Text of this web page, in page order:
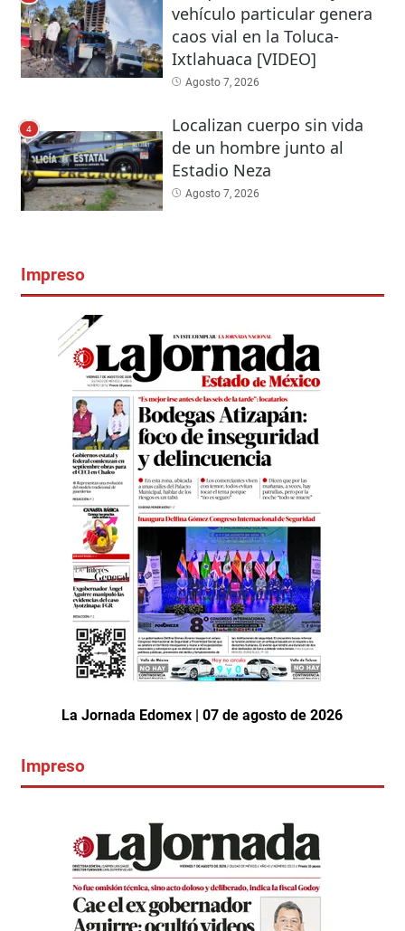
vehículo particular genera
caos vial en la Toluca-
Ixtlahuaca [VIDEO]
Agosto 7, 2026
4
Localizan cuerpo sin vida
de un hombre junto al
Estadio Neza
Agosto 7, 2026
Impreso
La Jornada Edomex | 07 de agosto de 2026
Impreso